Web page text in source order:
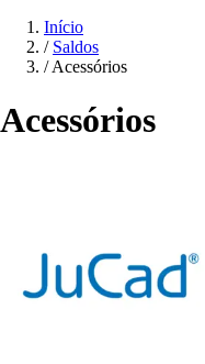
Início
/ Saldos
/ Acessórios
Acessórios